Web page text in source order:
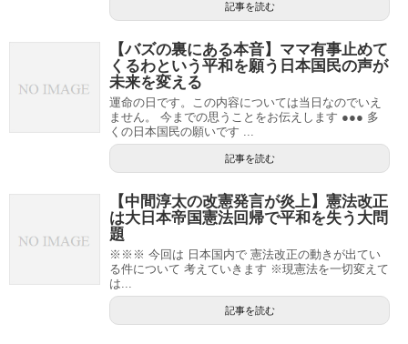
記事を読む
【バズの裏にある本音】ママ有事止めて
くるわという平和を願う日本国民の声が
未来を変える
運命の日です。この内容については当日なのでいえ
ません。 今までの思うことをお伝えします ●●● 多
くの日本国民の願いです ...
記事を読む
【中間淳太の改憲発言が炎上】憲法改正
は大日本帝国憲法回帰で平和を失う大問
題
※※※ 今回は 日本国内で 憲法改正の動きが出てい
る件について 考えていきます ※現憲法を一切変えて
は...
記事を読む